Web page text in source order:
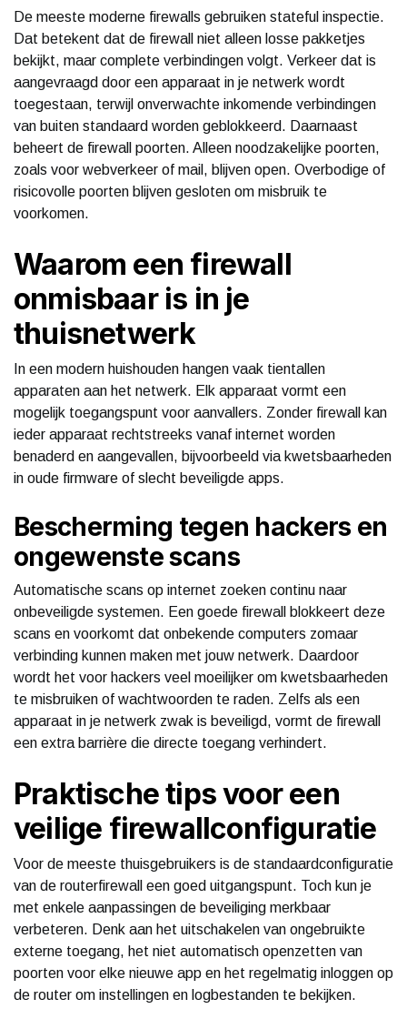
De meeste moderne firewalls gebruiken stateful inspectie.
Dat betekent dat de firewall niet alleen losse pakketjes
bekijkt, maar complete verbindingen volgt. Verkeer dat is
aangevraagd door een apparaat in je netwerk wordt
toegestaan, terwijl onverwachte inkomende verbindingen
van buiten standaard worden geblokkeerd. Daarnaast
beheert de firewall poorten. Alleen noodzakelijke poorten,
zoals voor webverkeer of mail, blijven open. Overbodige of
risicovolle poorten blijven gesloten om misbruik te
voorkomen.
Waarom een firewall
onmisbaar is in je
thuisnetwerk
In een modern huishouden hangen vaak tientallen
apparaten aan het netwerk. Elk apparaat vormt een
mogelijk toegangspunt voor aanvallers. Zonder firewall kan
ieder apparaat rechtstreeks vanaf internet worden
benaderd en aangevallen, bijvoorbeeld via kwetsbaarheden
in oude firmware of slecht beveiligde apps.
Bescherming tegen hackers en
ongewenste scans
Automatische scans op internet zoeken continu naar
onbeveiligde systemen. Een goede firewall blokkeert deze
scans en voorkomt dat onbekende computers zomaar
verbinding kunnen maken met jouw netwerk. Daardoor
wordt het voor hackers veel moeilijker om kwetsbaarheden
te misbruiken of wachtwoorden te raden. Zelfs als een
apparaat in je netwerk zwak is beveiligd, vormt de firewall
een extra barrière die directe toegang verhindert.
Praktische tips voor een
veilige firewallconfiguratie
Voor de meeste thuisgebruikers is de standaardconfiguratie
van de routerfirewall een goed uitgangspunt. Toch kun je
met enkele aanpassingen de beveiliging merkbaar
verbeteren. Denk aan het uitschakelen van ongebruikte
externe toegang, het niet automatisch openzetten van
poorten voor elke nieuwe app en het regelmatig inloggen op
de router om instellingen en logbestanden te bekijken.